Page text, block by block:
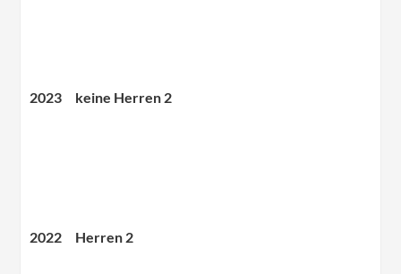
2023 keine Herren 2
2022 Herren 2